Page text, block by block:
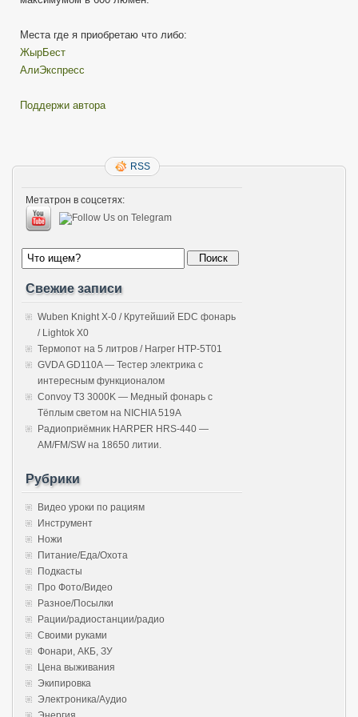
Места где я приобретаю что либо:
ЖырБест
АлиЭкспресс
Поддержи автора
RSS
Метатрон в соцсетях:
Свежие записи
Wuben Knight X-0 / Крутейший EDC фонарь
/ Lightok X0
Термопот на 5 литров / Harper HTP-5T01
GVDA GD110A — Тестер электрика с
интересным функционалом
Convoy T3 3000K — Медный фонарь с
Тёплым светом на NICHIA 519A
Радиоприёмник HARPER HRS-440 —
AM/FM/SW на 18650 литии.
Рубрики
Видео уроки по рациям
Инструмент
Ножи
Питание/Еда/Охота
Подкасты
Про Фото/Видео
Разное/Посылки
Рации/радиостанции/радио
Своими руками
Фонари, АКБ, ЗУ
Цена выживания
Экипировка
Электроника/Аудио